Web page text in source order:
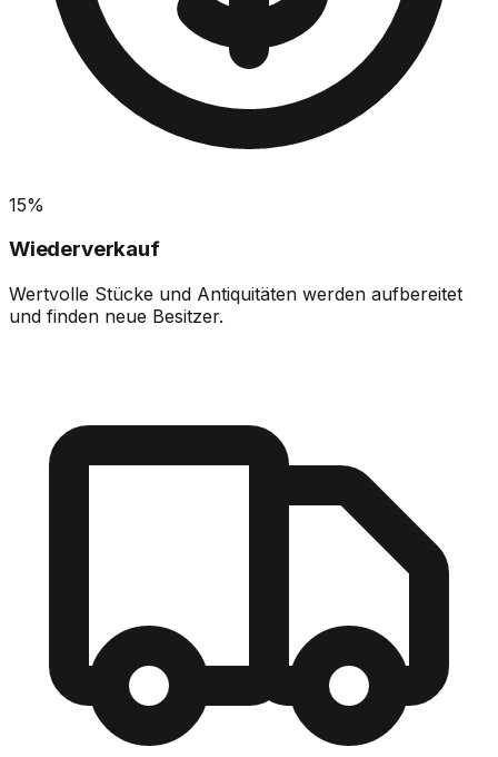
15%
Wiederverkauf
Wertvolle Stücke und Antiquitäten werden aufbereitet
und finden neue Besitzer.